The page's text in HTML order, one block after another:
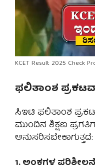
KCET Result 2025 Check
ಫಲಿತಾಂಶ
ಸಿಇಟಿ ಫಲಿತಾಂಶ
ಮುಂದಿನ ಶಿಕ್ಷಣ
ಅನುಸರಿಸಬೇಕಾಗುತ್ತದೆ: